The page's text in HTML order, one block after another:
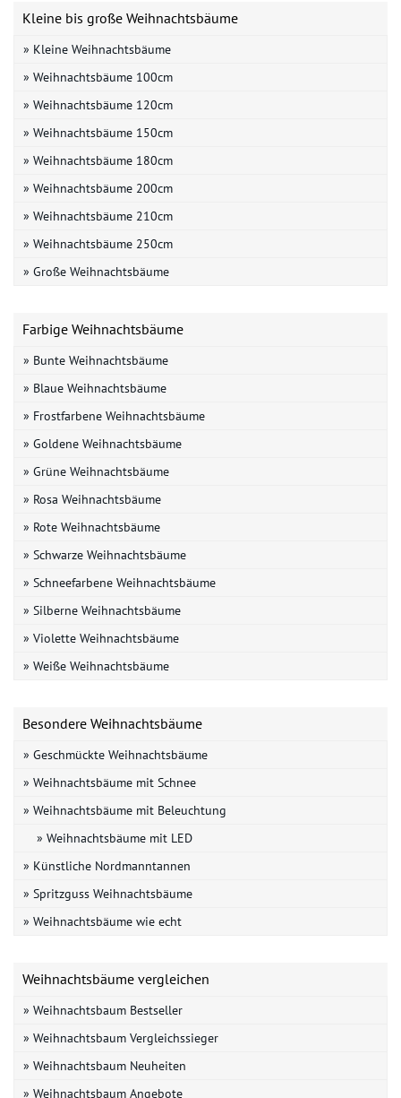
Kleine bis große Weihnachtsbäume
» Kleine Weihnachtsbäume
» Weihnachtsbäume 100cm
» Weihnachtsbäume 120cm
» Weihnachtsbäume 150cm
» Weihnachtsbäume 180cm
» Weihnachtsbäume 200cm
» Weihnachtsbäume 210cm
» Weihnachtsbäume 250cm
» Große Weihnachtsbäume
Farbige Weihnachtsbäume
» Bunte Weihnachtsbäume
» Blaue Weihnachtsbäume
» Frostfarbene Weihnachtsbäume
» Goldene Weihnachtsbäume
» Grüne Weihnachtsbäume
» Rosa Weihnachtsbäume
» Rote Weihnachtsbäume
» Schwarze Weihnachtsbäume
» Schneefarbene Weihnachtsbäume
» Silberne Weihnachtsbäume
» Violette Weihnachtsbäume
» Weiße Weihnachtsbäume
Besondere Weihnachtsbäume
» Geschmückte Weihnachtsbäume
» Weihnachtsbäume mit Schnee
» Weihnachtsbäume mit Beleuchtung
» Weihnachtsbäume mit LED
» Künstliche Nordmanntannen
» Spritzguss Weihnachtsbäume
» Weihnachtsbäume wie echt
Weihnachtsbäume vergleichen
» Weihnachtsbaum Bestseller
» Weihnachtsbaum Vergleichssieger
» Weihnachtsbaum Neuheiten
» Weihnachtsbaum Angebote